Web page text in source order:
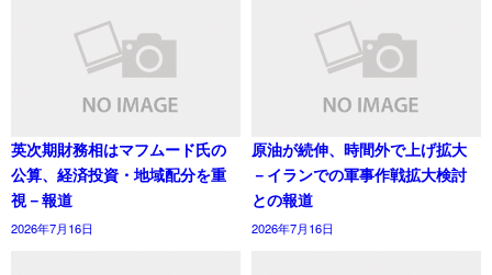
英次期財務相はマフムード氏の
公算、経済投資・地域配分を重
視－報道
2026年7月16日
原油が続伸、時間外で上げ拡大
－イランでの軍事作戦拡大検討
との報道
2026年7月16日